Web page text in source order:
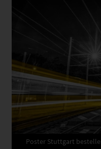
Poster Stuttgart